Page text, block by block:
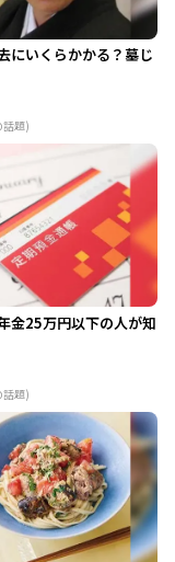
にいくらかかる？墓じ
話題)
金25万円以下の人が知
話題)